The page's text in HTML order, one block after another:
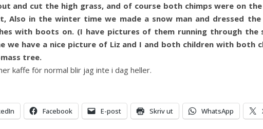
and cut the high grass, and of course both chimps were on
Also in the winter time we made a snow man and dressed the
with boots on. (I have pictures of them running through the
we have a nice picture of Liz and I and both children with both
tree.
kaffe för normal blir jag inte i dag heller.
Facebook E-post Skriv ut WhatsApp